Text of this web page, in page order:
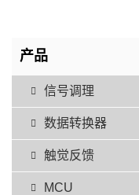
产品
信号调理
数据转换器
触觉反馈
MCU